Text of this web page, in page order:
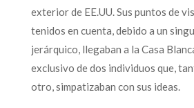
exterior de EE.UU. Sus puntos de
tenidos en cuenta, debido a un
jerárquico, llegaban a la Casa
exclusivo de dos individuos que,
otro, simpatizaban con sus ideas.